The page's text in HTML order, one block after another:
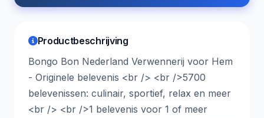
Productbeschrijving
Bongo Bon Nederland Verwennerij voor Hem
- Originele belevenis <br /> <br />5700
belevenissen: culinair, sportief, relax en meer
<br /> <br />1 belevenis voor 1 of meer